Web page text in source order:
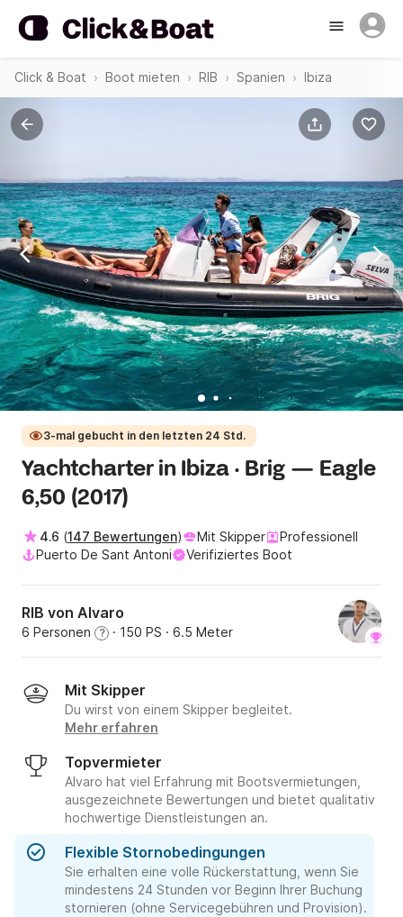
Click & Boat Boot mieten RIB Spanien Ibiza
3-mal gebucht in den letzten 24 Std.
Yachtcharter in Ibiza · Brig — Eagle
6,50 (2017)
4.6 (147 Bewertungen) Mit Skipper
Professionell
Puerto De Sant Antoni
Verifiziertes Boot
RIB von Alvaro
6 Personen ? · 150 PS · 6.5 Meter
Mit Skipper
Du wirst von einem Skipper begleitet.
Mehr erfahren
Topvermieter
Alvaro hat viel Erfahrung mit Bootsvermietungen,
ausgezeichnete Bewertungen und bietet qualitativ
hochwertige Dienstleistungen an.
Flexible Stornobedingungen
Sie erhalten eine volle Rückerstattung, wenn Sie
mindestens 24 Stunden vor Beginn Ihrer Buchung
stornieren (ohne Servicegebühren und Provision).